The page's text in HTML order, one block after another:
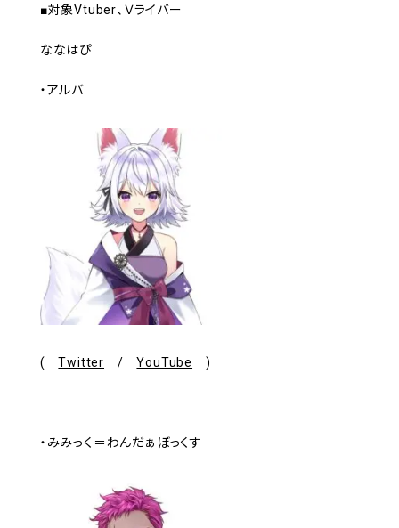
■対象Vtuber、Ｖライバー
ななはぴ
・アルバ
(Twitter /YouTube )
・みみっく＝わんだぁぼっくす